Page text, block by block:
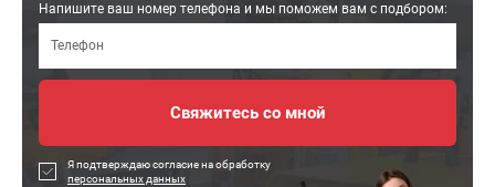
Напишите ваш номер телефона и мы поможем вам с подбором:
Я подтверждаю согласие на обработку
персональных данных